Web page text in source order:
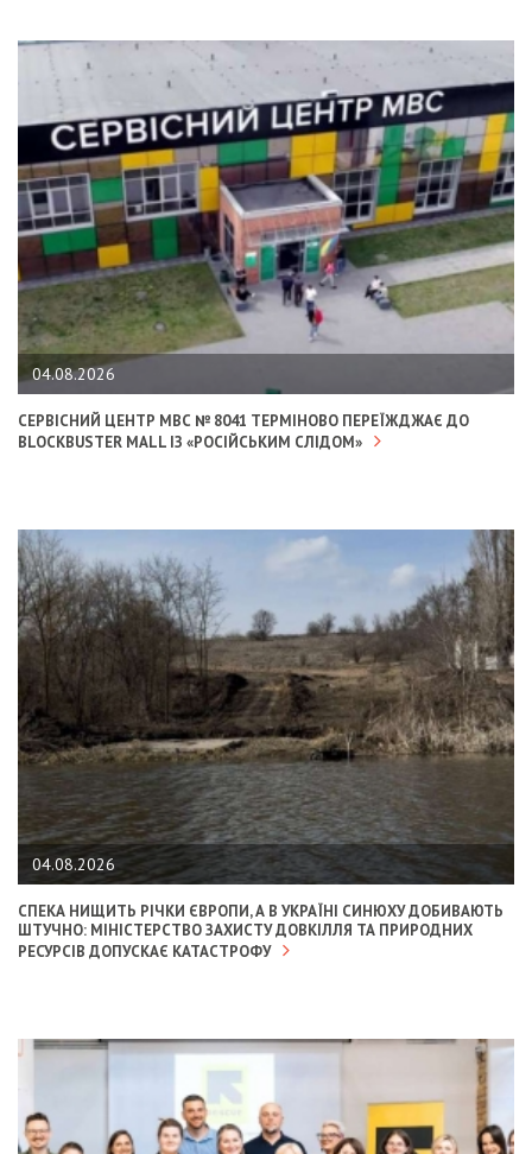
04.08.2026
СЕРВІСНИЙ ЦЕНТР МВС № 8041 ТЕРМІНОВО ПЕРЕЇЖДЖАЄ ДО
BLOCKBUSTER MALL ІЗ «РОСІЙСЬКИМ СЛІДОМ»
04.08.2026
СПЕКА НИЩИТЬ РІЧКИ ЄВРОПИ, А В УКРАЇНІ СИНЮХУ ДОБИВАЮТЬ
ШТУЧНО: МІНІСТЕРСТВО ЗАХИСТУ ДОВКІЛЛЯ ТА ПРИРОДНИХ
РЕСУРСІВ ДОПУСКАЄ КАТАСТРОФУ